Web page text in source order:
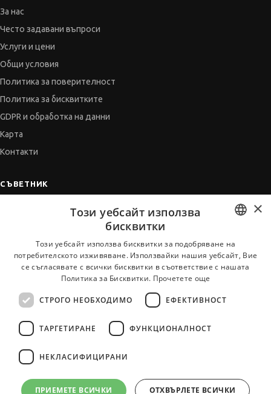
За нас
Често задавани въпроси
Услуги и цени
Общи условия
Политика за поверителност
Политика за бисквитките
GDPR и обработка на данни
Карта
Контакти
СЪВЕТНИК
Когато получим оферта
Vihra AI
За новодошли
Всички услуги на JobTiger
BULGARIAN
ENGLISH
×
Този уебсайт използва
бисквитки
Този уебсайт използва бисквитки за подобряване на
потребителското изживяване. Използвайки нашия уебсайт, Вие
се съгласявате с всички бисквитки в съответствие с нашата
Политика за Бисквитки. Прочетете още
СТРОГО НЕОБХОДИМО ЕФЕКТИВНОСТ
ТАРГЕТИРАНЕ ФУНКЦИОНАЛНОСТ
НЕКЛАСИФИЦИРАНИ
ПРИЕМЕТЕ ВСИЧКИ ОТХВЪРЛЕТЕ ВСИЧКИ